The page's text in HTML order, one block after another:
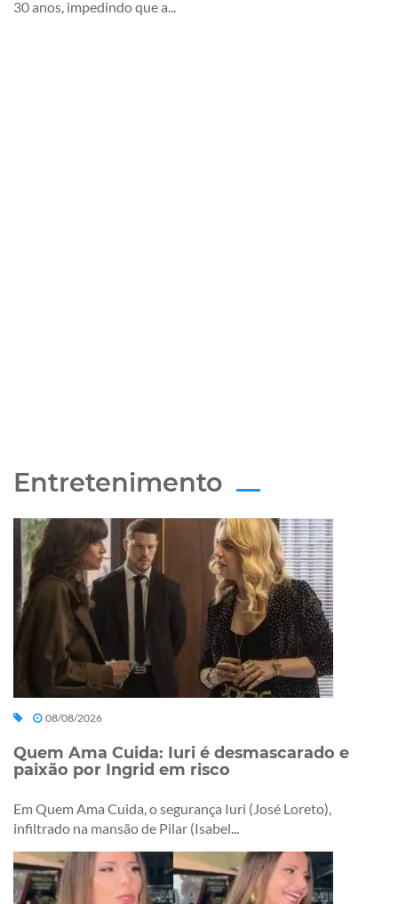
30 anos, impedindo que a...
Entretenimento
08/08/2026
Quem Ama Cuida: Iuri é desmascarado e
paixão por Ingrid em risco
Em Quem Ama Cuida, o segurança Iuri (José Loreto),
infiltrado na mansão de Pilar (Isabel...